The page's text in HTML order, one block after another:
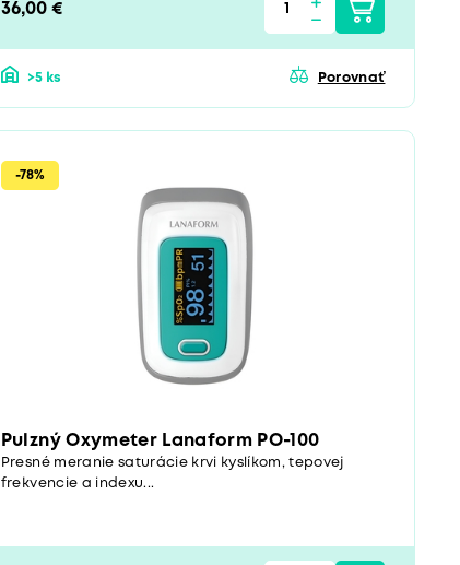
36,00 €
>5 ks Porovnať
-78%
Pulzný Oxymeter Lanaform PO-100
Presné meranie saturácie krvi kyslíkom, tepovej
frekvencie a indexu...